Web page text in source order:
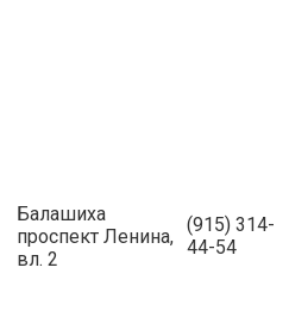
Балашиха
проспект Ленина,
вл. 2
(915) 314-
44-54